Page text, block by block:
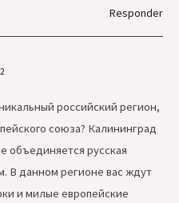
Responder
российский регион,
союза? Калининград
объединяется русская
В данном регионе вас ждут
и милые европейские